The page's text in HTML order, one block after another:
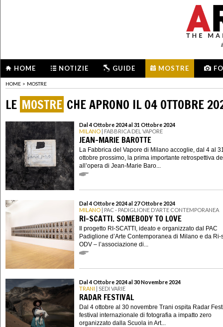
HOME NOTIZIE GUIDE MOSTRE
HOME > MOSTRE
LE MOSTRE CHE APRONO IL 04 OTTOBRE
Dal 4 Ottobre 2024 al 31 Ottobre 2024
MILANO | FABBRICA DEL VAPORE
JEAN-MARIE BAROTTE
La Fabbrica del Vapore di Milano accoglie, dal 4 al
ottobre prossimo, la prima importante retrospettiva
all’opera di Jean-Marie Baro...
Dal 4 Ottobre 2024 al 27 Ottobre 2024
MILANO | PAC - PADIGLIONE D'ARTE CONTEMPORANEA
RI-SCATTI. SOMEBODY TO LOVE
Il progetto RI-SCATTI, ideato e organizzato dal PAC
Padiglione d’Arte Contemporanea di Milano e da Ri-
ODV – l’associazione di...
Dal 4 Ottobre 2024 al 30 Novembre 2024
TRANI | SEDI VARIE
RADAR FESTIVAL
Dal 4 ottobre al 30 novembre Trani ospita Radar
festival internazionale di fotografia a impatto zero
organizzato dalla Scuola in Art...